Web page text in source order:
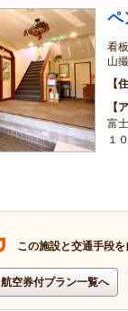
看
山
富
１
この施設と交通手段
航空券付プラン一覧へ